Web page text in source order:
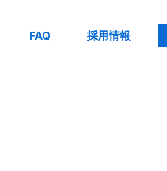
FAQ 採用情報